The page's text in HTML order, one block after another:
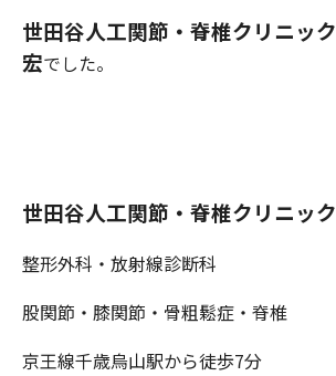
世田谷人工関節・脊椎クリニック
宏でした。
世田谷人工関節・脊椎クリニック
整形外科・放射線診断科
股関節・膝関節・骨粗鬆症・脊椎
京王線千歳烏山駅から徒歩7分